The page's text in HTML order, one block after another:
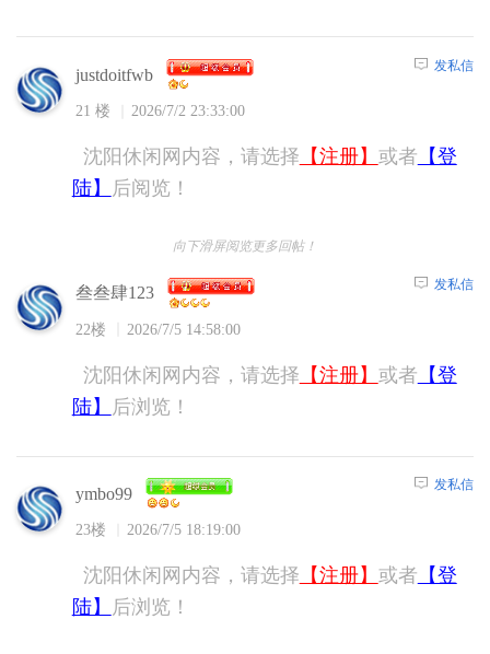
justdoitfwb
21 楼 2026/7/2 23:33:00
发私信
沈阳休闲网内容，请选择 【注册】 或者 【登
陆】
后阅览！
向下滑屏阅览更多回帖！
叁叁肆123
22楼 2026/7/5 14:58:00
发私信
沈阳休闲网内容，请选择 【注册】 或者 【登
陆】
后浏览！
ymbo99
23楼 2026/7/5 18:19:00
发私信
沈阳休闲网内容，请选择 【注册】 或者 【登
陆】
后浏览！